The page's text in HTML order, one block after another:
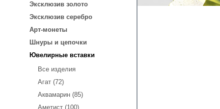
Эксклюзив золото
Эксклюзив серебро
Арт-монеты
Шнуры и цепочки
Ювелирные вставки
Все изделия
Агат (72)
Аквамарин (85)
Аметист (100)